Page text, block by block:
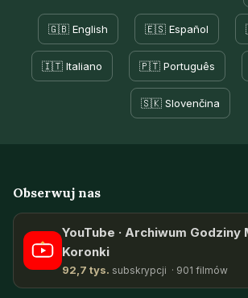
🇬🇧 English 🇪🇸 Español
🇮🇹 Italiano 🇵🇹 Português
🇸🇰 Slovenčina
Obserwuj nas
YouTube · Archiwum Godziny
Koronki
92,7 tys. subskrypcji · 901 filmów